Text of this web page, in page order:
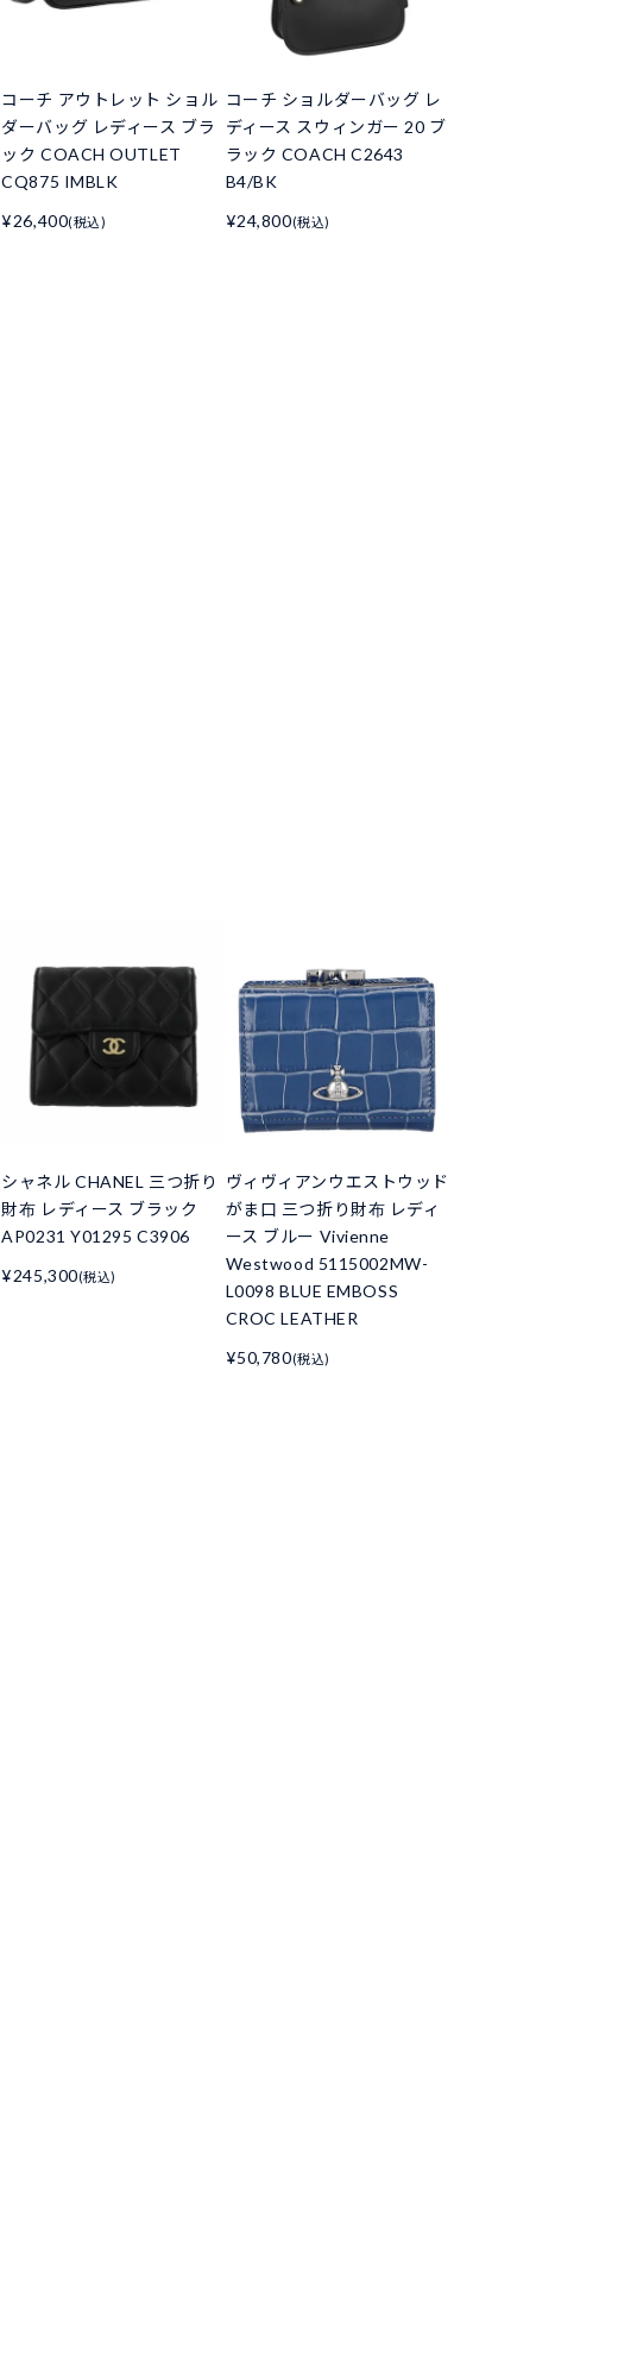
コーチ アウトレット ショル
ダーバッグ レディース ブラ
ック COACH OUTLET
CQ875 IMBLK
¥26,400(税込)
コーチ ショルダーバッグ レ
ディース スウィンガー 20 ブ
ラック COACH C2643
B4/BK
¥24,800(税込)
シャネル CHANEL 三つ折り
財布 レディース ブラック
AP0231 Y01295 C3906
¥245,300(税込)
ヴィヴィアンウエストウッド
がま口 三つ折り財布 レディ
ース ブルー Vivienne
Westwood 5115002MW-
L0098 BLUE EMBOSS
CROC LEATHER
¥50,780(税込)